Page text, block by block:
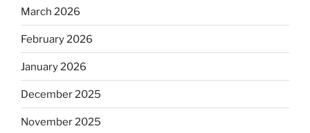
March 2026
February 2026
January 2026
December 2025
November 2025